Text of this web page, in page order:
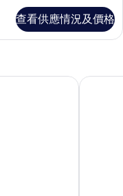
查看供應情況及價格
埃斯孔